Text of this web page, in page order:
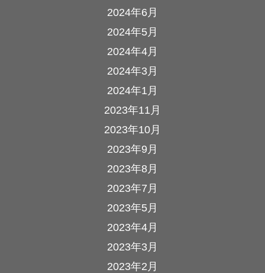
2024年6月
2024年5月
2024年4月
2024年3月
2024年1月
2023年11月
2023年10月
2023年9月
2023年8月
2023年7月
2023年5月
2023年4月
2023年3月
2023年2月